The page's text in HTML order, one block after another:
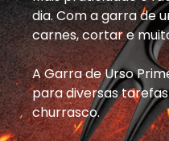
dia. Com a garra de
carnes, cortar e
A Garra de Urso
para diversas
churrasco.